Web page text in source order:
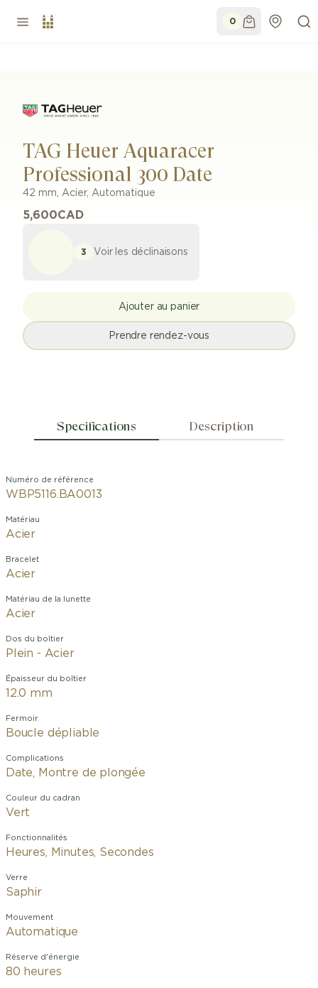
0
TAG Heuer Aquaracer
Professional 300 Date
42 mm, Acier, Automatique
5,600CAD
3 Voir les déclinaisons
Ajouter au panier
Prendre rendez-vous
Specifications Description
Numéro de référence
WBP5116.BA0013
Matériau
Acier
Bracelet
Acier
Matériau de la lunette
Acier
Dos du boîtier
Plein - Acier
Épaisseur du boîtier
12.0 mm
Fermoir
Boucle dépliable
Complications
Date, Montre de plongée
Couleur du cadran
Vert
Fonctionnalités
Heures, Minutes, Secondes
Verre
Saphir
Mouvement
Automatique
Réserve d'énergie
80 heures